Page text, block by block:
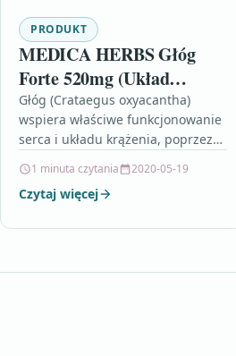
PRODUKT
MEDICA HERBS Głóg
Forte 520mg (Układ
krążenia) 60 Kapsułek
Głóg (Crataegus oxyacantha)
wspiera właściwe funkcjonowanie
serca i układu krążenia, poprzez
cyrkulacji krwi i przepływu tlenu.
Dodatkowo głóg pomaga
1 minuta czytania 2020-05-19
Czytaj więcej